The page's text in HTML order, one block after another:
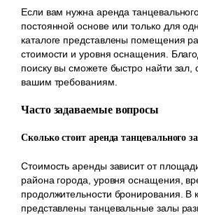
Если вам нужна аренда
постоянной основе или только для
каталоге представлены помещения
стоимости и уровня оснащения.
поиску вы сможете быстро найти зал,
вашим требованиям.
Часто задаваемые вопросы
Сколько стоит аренда танцевального
Стоимость аренды зависит от
района города, уровня оснащения,
продолжительности бронирования. В
представлены танцевальные залы